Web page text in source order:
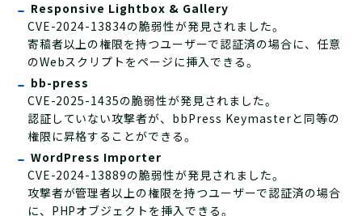
Responsive Lightbox & Gallery
CVE-2024-13834の脆弱性が発見されました。
寄稿者以上の権限を持つユーザーで認証済の場合に、任意
のWebスクリプトをページに挿入できる。
bb-press
CVE-2025-1435の脆弱性が発見されました。
認証していない攻撃者が、bbPress Keymasterと同等の
権限に昇格することができる。
WordPress Importer
CVE-2024-13889の脆弱性が発見されました。
攻撃者が管理者以上の権限を持つユーザーで認証済の場合
に、PHPオブジェクトを挿入できる。